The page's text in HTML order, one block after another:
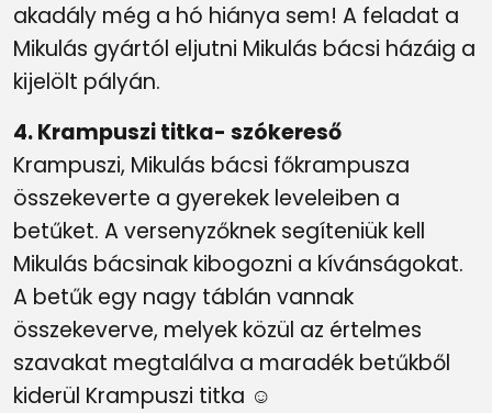
akadály még a hó hiánya sem! A feladat a
Mikulás gyártól eljutni Mikulás bácsi házáig a
kijelölt pályán.
4. Krampuszi titka- szókereső
Krampuszi, Mikulás bácsi főkrampusza
összekeverte a gyerekek leveleiben a
betűket. A versenyzőknek segíteniük kell
Mikulás bácsinak kibogozni a kívánságokat.
A betűk egy nagy táblán vannak
összekeverve, melyek közül az értelmes
szavakat megtalálva a maradék betűkből
kiderül Krampuszi titka ☺